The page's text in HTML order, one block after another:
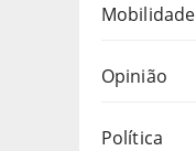
Mobilidade
Opinião
Política